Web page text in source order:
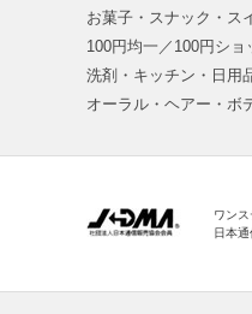
お菓子・スナック・ス
100円均一／100円ショ
洗剤・キッチン・日用
オーラル・ヘアー・ボ
ワン
日本通